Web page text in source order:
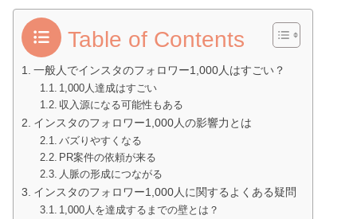
Table of Contents
一般人でインスタのフォロワー1,000人はすごい？
1,000人達成はすごい
収入源になる可能性もある
インスタのフォロワー1,000人の影響力とは
バズりやすくなる
PR案件の依頼が来る
人脈の形成につながる
インスタのフォロワー1,000人に関するよくある疑問
1,000人を達成するまでの壁とは？